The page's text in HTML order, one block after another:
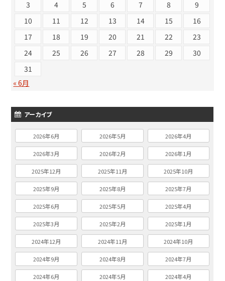
3
4 5 6 7 8
9
10
11 12 13 14 15
16
17
18 19 20 21 22
23
24
25 26 27 28 29
30
31
« 6月
アーカイブ
2026年6月 2026年5月 2026年4月
2026年3月 2026年2月 2026年1月
2025年12月 2025年11月 2025年10月
2025年9月 2025年8月 2025年7月
2025年6月 2025年5月 2025年4月
2025年3月 2025年2月 2025年1月
2024年12月 2024年11月 2024年10月
2024年9月 2024年8月 2024年7月
2024年6月 2024年5月 2024年4月